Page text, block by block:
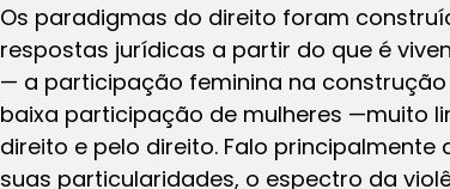
Os paradigmas do direito foram
respostas jurídicas a partir do que é
— a participação feminina na
baixa participação de mulheres —muito
direito e pelo direito. Falo
suas particularidades, o espectro da